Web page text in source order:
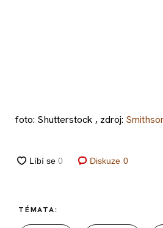
foto: Shutterstock , zdroj:
Diskuze 0
TÉMATA: